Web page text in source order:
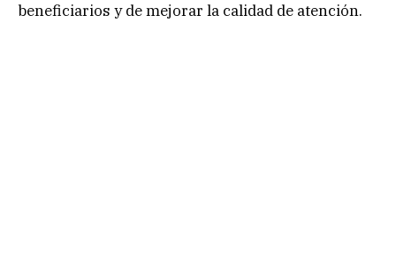
beneficiarios y de mejorar la calidad de atención.